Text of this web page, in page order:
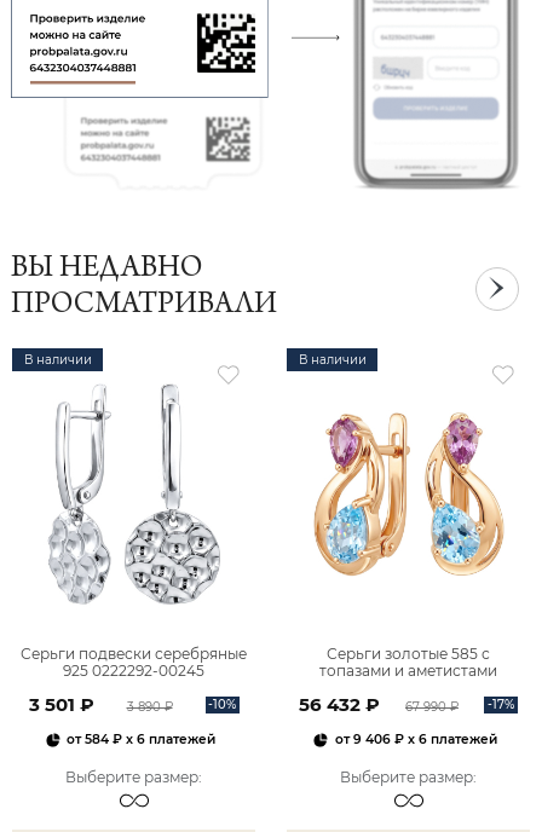
ВЫ НЕДАВНО
ПРОСМАТРИВАЛИ
В наличии
Серьги подвески серебряные
925 0222292-00245
3 501 ₽ 3 890 ₽ -10%
от584 ₽ x 6 платежей
Выберите размер:
В наличии
Серьги золотые 585 с
топазами и аметистами
56 432 ₽ 67 990 ₽ -17%
от9 406 ₽x 6 платежей
Выберите размер: